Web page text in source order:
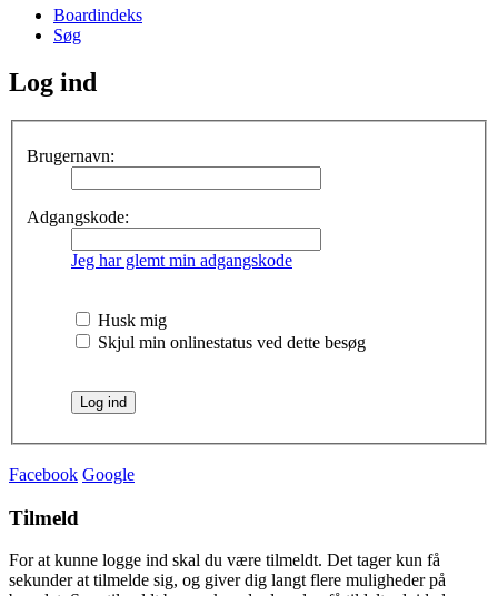
Boardindeks
Søg
Log ind
Brugernavn:
Adgangskode:
Jeg har glemt min adgangskode
Husk mig
Skjul min onlinestatus ved dette besøg
Facebook Google
Tilmeld
For at kunne logge ind skal du være tilmeldt. Det tager kun få
sekunder at tilmelde sig, og giver dig langt flere muligheder på